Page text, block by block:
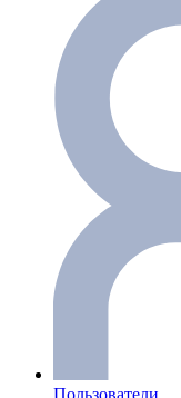
Пользователи